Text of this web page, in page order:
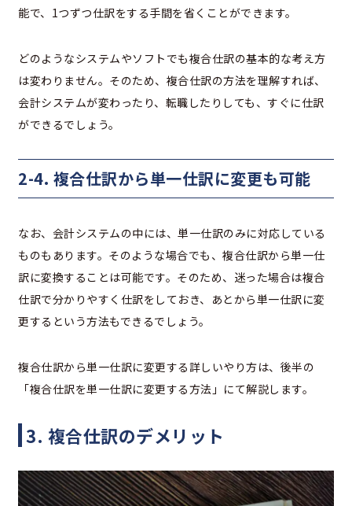
能で、1つずつ仕訳をする手間を省くことができます。
どのようなシステムやソフトでも複合仕訳の基本的な考え方
は変わりません。そのため、複合仕訳の方法を理解すれば、
会計システムが変わったり、転職したりしても、すぐに仕訳
ができるでしょう。
2-4. 複合仕訳から単一仕訳に変更も可能
なお、会計システムの中には、単一仕訳のみに対応している
ものもあります。そのような場合でも、複合仕訳から単一仕
訳に変換することは可能です。そのため、迷った場合は複合
仕訳で分かりやすく仕訳をしておき、あとから単一仕訳に変
更するという方法もできるでしょう。
複合仕訳から単一仕訳に変更する詳しいやり方は、後半の
「複合仕訳を単一仕訳に変更する方法」にて解説します。
3. 複合仕訳のデメリット